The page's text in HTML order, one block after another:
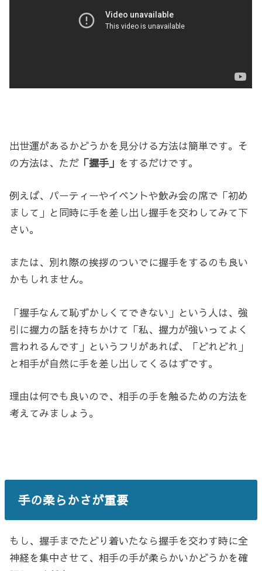
出世運があるかどうかを見分ける方法は簡単です。そ
の方法は、ただ 「握手」 をするだけです。
例えば、パーティーやイベントや飲み会の席で「初め
まして」と同時に手を差し出し握手を交わしてみて下
さい。
または、別れ際の挨拶のついでに握手をするのも良い
かもしれません。
「握手なんて恥ずかしくてできない」という人は、強
引に握力の話を持ちかけて「私、握力が強いってよく
言われるんです」というフリがあれば、「どれどれ」
と相手が自然に手を差し出してくるはずです。
理由は何でも良いので、相手の手を触るための方法を
考えてみましょう。
手の柔らかさが重要
もし、握手までたどり着いたなら握手を交わす時に全
神経を集中させて、相手の手が柔らかいかどうかを確